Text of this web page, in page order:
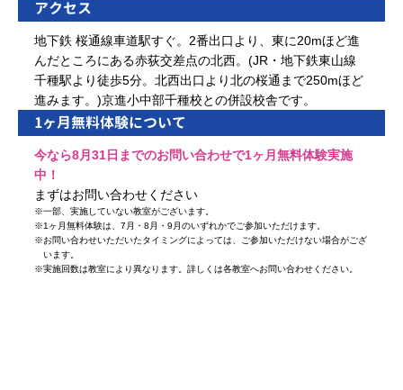
アクセス
地下鉄 桜通線車道駅すぐ。2番出口より、東に20mほど進
んだところにある赤荻交差点の北西。(JR・地下鉄東山線
千種駅より徒歩5分。北西出口より北の桜通まで250mほど
進みます。)京進小中部千種校との併設校舎です。
1ヶ月無料体験について
今なら8月31日までのお問い合わせで1ヶ月無料体験実施
中！
まずはお問い合わせください
※一部、実施していない教室がございます。
※1ヶ月無料体験は、7月・8月・9月のいずれかでご参加いただけます。
※お問い合わせいただいたタイミングによっては、ご参加いただけない場合がござ
います。
※実施回数は教室により異なります。詳しくは各教室へお問い合わせください。